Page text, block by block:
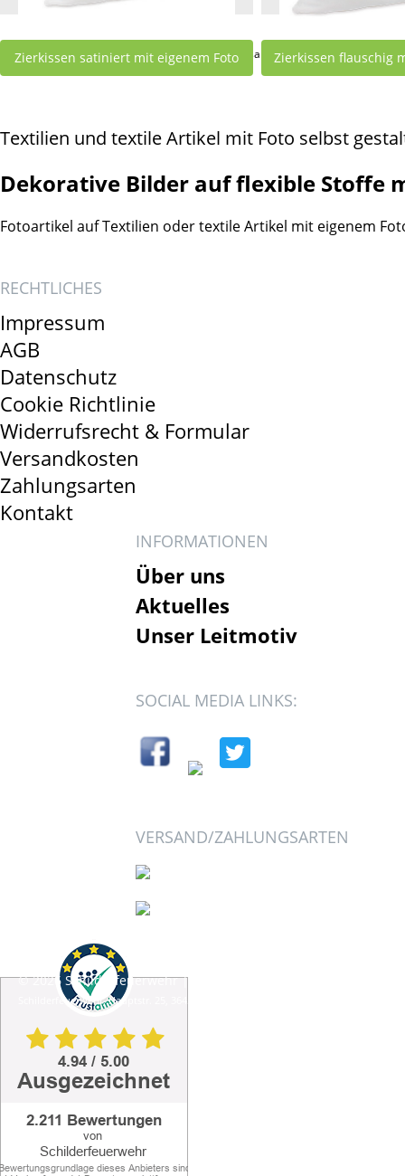
Zierkissen satiniert mit eigenem Foto Zierkissen flauschig
angezeigte neue Produkte:1bis12(von23insgesamt)
Textilien und textile Artikel mit Foto selbst
Dekorative Bilder auf flexible Stoffe
Fotoartikel auf Textilien oder textile Artikel mit eigenem
© 2026 Schilderfeuerwehr | schilderfeuerwehr@t-online.de
Schilderfeuerwehr, Hauptstr. 25, 36452 Empfertshausen
RECHTLICHES
Impressum
AGB
Datenschutz
Cookie Richtlinie
Widerrufsrecht & Formular
Versandkosten
Zahlungsarten
Kontakt
INFORMATIONEN
Über uns
Aktuelles
Unser Leitmotiv
SOCIAL MEDIA LINKS:
VERSAND/ZAHLUNGSARTEN